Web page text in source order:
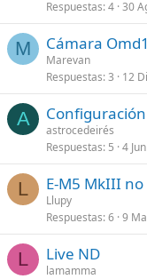
Respuestas 4 30
M Cámara
Marevan
Respuestas 3 12
A
astrocedeirés
Respuestas 5 4
L E-M5 MkIII
Llupy
Respuestas 6 9
L Live ND
lamamma